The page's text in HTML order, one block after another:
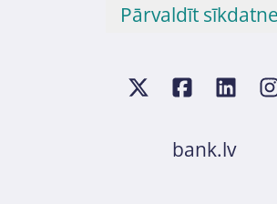
Pārvaldīt
bank.lv